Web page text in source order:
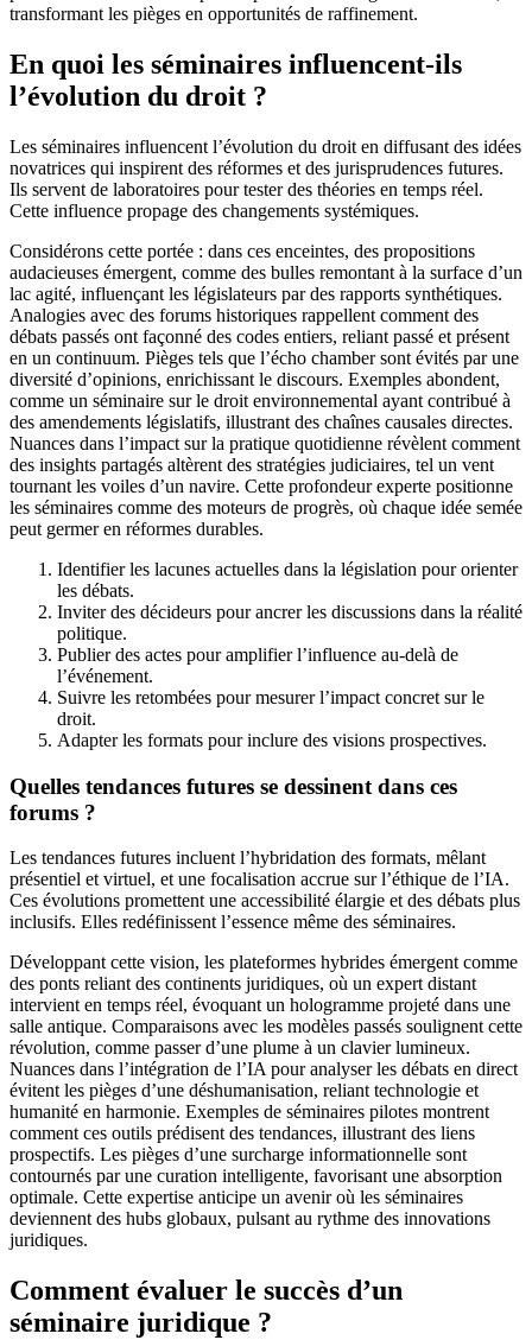
transformant les pièges en opportunités de raffinement.
En quoi les séminaires influencent-ils
l’évolution du droit ?
Les séminaires influencent l’évolution du droit en diffusant des idées
novatrices qui inspirent des réformes et des jurisprudences futures.
Ils servent de laboratoires pour tester des théories en temps réel.
Cette influence propage des changements systémiques.
Considérons cette portée : dans ces enceintes, des propositions
audacieuses émergent, comme des bulles remontant à la surface d’un
lac agité, influençant les législateurs par des rapports synthétiques.
Analogies avec des forums historiques rappellent comment des
débats passés ont façonné des codes entiers, reliant passé et présent
en un continuum. Pièges tels que l’écho chamber sont évités par une
diversité d’opinions, enrichissant le discours. Exemples abondent,
comme un séminaire sur le droit environnemental ayant contribué à
des amendements législatifs, illustrant des chaînes causales directes.
Nuances dans l’impact sur la pratique quotidienne révèlent comment
des insights partagés altèrent des stratégies judiciaires, tel un vent
tournant les voiles d’un navire. Cette profondeur experte positionne
les séminaires comme des moteurs de progrès, où chaque idée semée
peut germer en réformes durables.
Identifier les lacunes actuelles dans la législation pour orienter
les débats.
Inviter des décideurs pour ancrer les discussions dans la réalité
politique.
Publier des actes pour amplifier l’influence au-delà de
l’événement.
Suivre les retombées pour mesurer l’impact concret sur le
droit.
Adapter les formats pour inclure des visions prospectives.
Quelles tendances futures se dessinent dans ces
forums ?
Les tendances futures incluent l’hybridation des formats, mêlant
présentiel et virtuel, et une focalisation accrue sur l’éthique de l’IA.
Ces évolutions promettent une accessibilité élargie et des débats plus
inclusifs. Elles redéfinissent l’essence même des séminaires.
Développant cette vision, les plateformes hybrides émergent comme
des ponts reliant des continents juridiques, où un expert distant
intervient en temps réel, évoquant un hologramme projeté dans une
salle antique. Comparaisons avec les modèles passés soulignent cette
révolution, comme passer d’une plume à un clavier lumineux.
Nuances dans l’intégration de l’IA pour analyser les débats en direct
évitent les pièges d’une déshumanisation, reliant technologie et
humanité en harmonie. Exemples de séminaires pilotes montrent
comment ces outils prédisent des tendances, illustrant des liens
prospectifs. Les pièges d’une surcharge informationnelle sont
contournés par une curation intelligente, favorisant une absorption
optimale. Cette expertise anticipe un avenir où les séminaires
deviennent des hubs globaux, pulsant au rythme des innovations
juridiques.
Comment évaluer le succès d’un
séminaire juridique ?